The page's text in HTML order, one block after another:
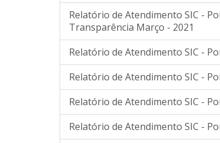
Relatório de Atendimento SIC -
Transparência Março - 2021
Relatório de Atendimento SIC -
Relatório de Atendimento SIC -
Relatório de Atendimento SIC -
Relatório de Atendimento SIC -